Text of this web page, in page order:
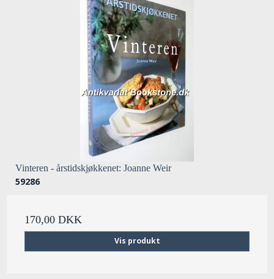
Vinteren - årstidskjøkkenet: Joanne Weir
59286
170,00 DKK
Vis produkt